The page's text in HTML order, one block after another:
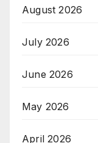
August 2026
July 2026
June 2026
May 2026
April 2026